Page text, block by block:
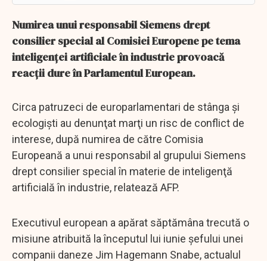
Numirea unui responsabil Siemens drept
consilier special al Comisiei Europene pe tema
inteligenței artificiale în industrie provoacă
reacții dure în Parlamentul European.
Circa patruzeci de europarlamentari de stânga şi
ecologişti au denunţat marţi un risc de conflict de
interese, după numirea de către Comisia
Europeană a unui responsabil al grupului Siemens
drept consilier special în materie de inteligenţă
artificială în industrie, relatează AFP.
Executivul european a apărat săptămâna trecută o
misiune atribuită la începutul lui iunie şefului unei
companii daneze Jim Hagemann Snabe, actualul